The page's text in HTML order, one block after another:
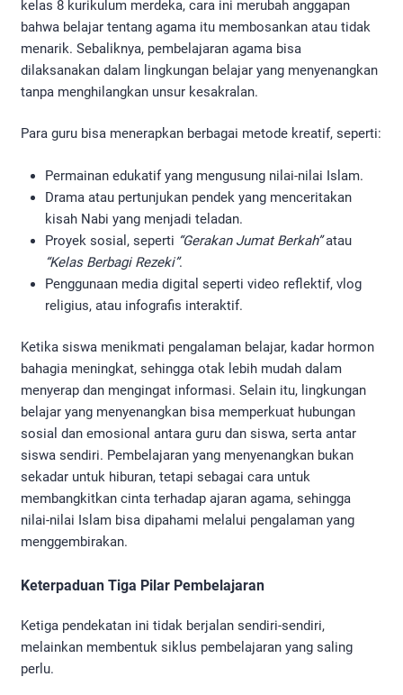
kelas 8 kurikulum merdeka, cara ini merubah anggapan
bahwa belajar tentang agama itu membosankan atau tidak
menarik. Sebaliknya, pembelajaran agama bisa
dilaksanakan dalam lingkungan belajar yang menyenangkan
tanpa menghilangkan unsur kesakralan.
Para guru bisa menerapkan berbagai metode kreatif, seperti:
Permainan edukatif yang mengusung nilai-nilai Islam.
Drama atau pertunjukan pendek yang menceritakan
kisah Nabi yang menjadi teladan.
Proyek sosial, seperti “Gerakan Jumat Berkah”atau
“Kelas Berbagi Rezeki”.
Penggunaan media digital seperti video reflektif, vlog
religius, atau infografis interaktif.
Ketika siswa menikmati pengalaman belajar, kadar hormon
bahagia meningkat, sehingga otak lebih mudah dalam
menyerap dan mengingat informasi. Selain itu, lingkungan
belajar yang menyenangkan bisa memperkuat hubungan
sosial dan emosional antara guru dan siswa, serta antar
siswa sendiri. Pembelajaran yang menyenangkan bukan
sekadar untuk hiburan, tetapi sebagai cara untuk
membangkitkan cinta terhadap ajaran agama, sehingga
nilai-nilai Islam bisa dipahami melalui pengalaman yang
menggembirakan.
Keterpaduan Tiga Pilar Pembelajaran
Ketiga pendekatan ini tidak berjalan sendiri-sendiri,
melainkan membentuk siklus pembelajaran yang saling
perlu.